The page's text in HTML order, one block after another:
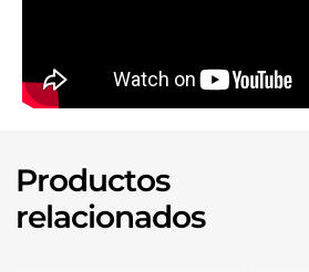
Productos
relacionados